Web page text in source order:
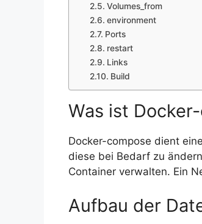
Volumes_from
environment
Ports
restart
Links
Build
Was ist
Docker-compose dient
diese bei Bedarf zu
Container verwalten. Ein
Aufbau der